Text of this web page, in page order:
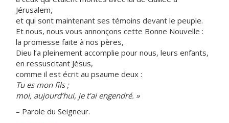
Jérusalem,
et qui sont maintenant ses témoins devant le peuple.
Et nous, nous vous annonçons cette Bonne Nouvelle :
la promesse faite à nos pères,
Dieu l’a pleinement accomplie pour nous, leurs enfants,
en ressuscitant Jésus,
comme il est écrit au psaume deux :
Tu es mon fils ;
moi, aujourd’hui, je t’ai engendré. »
– Parole du Seigneur.